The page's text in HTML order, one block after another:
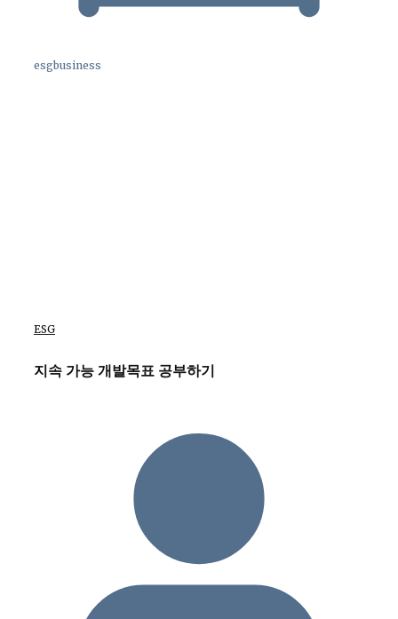
esgbusiness
ESG
지속 가능 개발목표 공부하기